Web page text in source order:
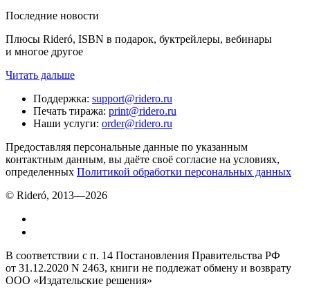
Последние новости
Плюсы Rideró, ISBN в подарок, буктрейлеры, вебинары
и многое другое
Читать дальше
Поддержка: support@ridero.ru
Печать тиража: print@ridero.ru
Наши услуги: order@ridero.ru
Предоставляя персональные данные по указанным
контактным данным, вы даёте своё согласие на условиях,
определенных Политикой обработки персональных данных
© Rideró, 2013—2026
В соответствии с п. 14 Постановления Правительства РФ
от 31.12.2020 N 2463, книги не подлежат обмену и возврату
ООО «Издательские решения»